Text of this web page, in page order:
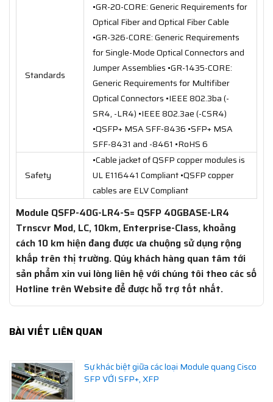
Standards
•GR-20-CORE: Generic Requirements for
Optical Fiber and Optical Fiber Cable
•GR-326-CORE: Generic Requirements
for Single-Mode Optical Connectors and
Jumper Assemblies •GR-1435-CORE:
Generic Requirements for Multifiber
Optical Connectors •IEEE 802.3ba (-
SR4, -LR4) •IEEE 802.3ae (-CSR4)
•QSFP+ MSA SFF-8436 •SFP+ MSA
SFF-8431 and -8461 •RoHS 6
Safety
•Cable jacket of QSFP copper modules is
UL E116441 Compliant •QSFP copper
cables are ELV Compliant
Module QSFP-40G-LR4-S= QSFP 40GBASE-LR4
Trnscvr Mod, LC, 10km, Enterprise-Class, khoảng
cách 10 km hiện đang được ưa chuộng sử dụng rộng
khắp trên thị trường. Qúy khách hàng quan tâm tới
sản phẩm xin vui lòng liên hệ với chúng tôi theo các số
Hotline trên Website để được hỗ trợ tốt nhất.
BÀI VIẾT LIÊN QUAN
Sự khác biệt giữa các loại Module quang Cisco
SFP VỚI SFP+, XFP